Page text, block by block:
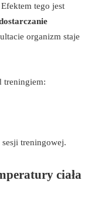
tego jest
organizm staje
treningiem:
sesji treningowej.
ciała